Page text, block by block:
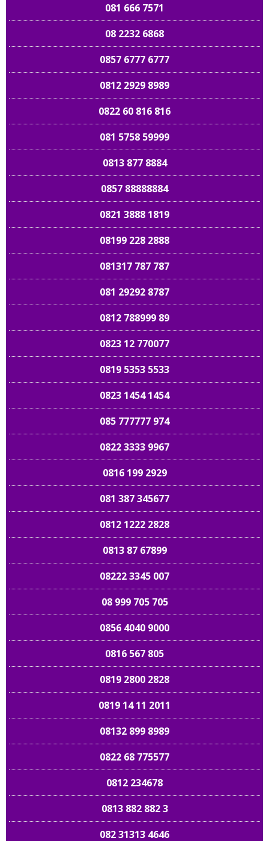
081 666 7571
08 2232 6868
0857 6777 6777
0812 2929 8989
0822 60 816 816
081 5758 59999
0813 877 8884
0857 88888884
0821 3888 1819
08199 228 2888
081317 787 787
081 29292 8787
0812 788999 89
0823 12 770077
0819 5353 5533
0823 1454 1454
085 777777 974
0822 3333 9967
0816 199 2929
081 387 345677
0812 1222 2828
0813 87 67899
08222 3345 007
08 999 705 705
0856 4040 9000
0816 567 805
0819 2800 2828
0819 14 11 2011
08132 899 8989
0822 68 775577
0812 234678
0813 882 882 3
082 31313 4646